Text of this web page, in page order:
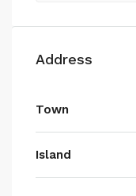
Address
Town
Island